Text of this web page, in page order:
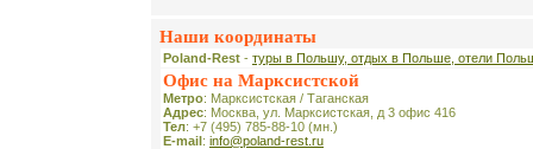
Наши координаты
Poland-Rest - туры в Польшу, отдых в Польше, отели
Офис на Марксистской
Метро: Марксистская / Таганская
Адрес: Москва, ул. Марксистская, д 3 офис 416
Тел: +7 (495) 785-88-10 (мн.)
E-mail: info@poland-rest.ru